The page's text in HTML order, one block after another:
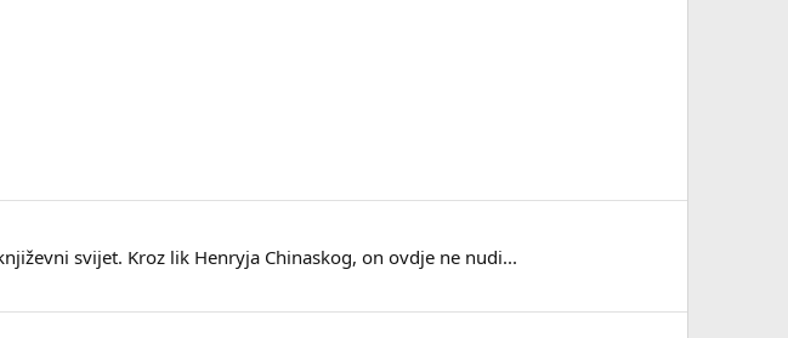
svijet. Kroz lik Henryja Chinaskog, on ovdje ne nudi...